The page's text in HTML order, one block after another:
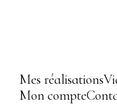
Mes réalisations
Mon compte